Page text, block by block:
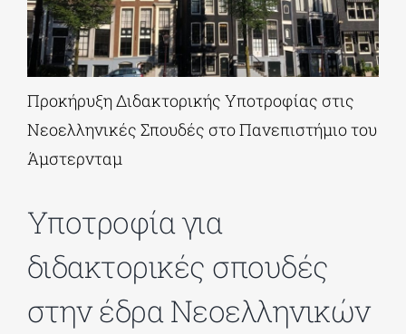
ΔΙΔΑΚΤΟΡΙΚΑ
ΕΚΠΑΙΔΕΥΤΙΚΑ ΙΔΡΥΜΑΤΑ
ΧΩΡΟΙ ΤΕΧΝΗΣ
Προκήρυξη Διδακτορικής Υποτροφίας στις
Νεοελληνικές Σπουδές στο Πανεπιστήμιο του
Άμστερνταμ
Υποτροφία για
διδακτορικές σπουδές
στην έδρα Νεοελληνικών